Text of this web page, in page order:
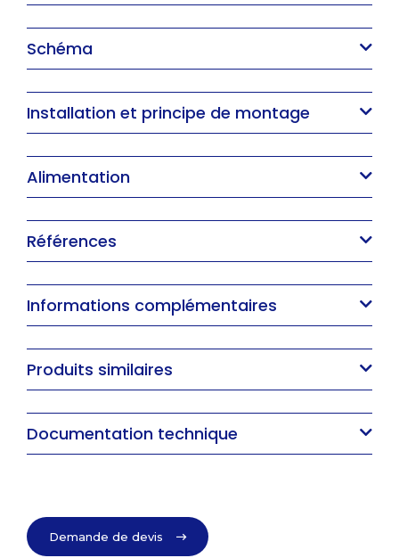
Schéma
Installation et principe de montage
Alimentation
Références
Informations complémentaires
Produits similaires
Documentation technique
Demande de devis